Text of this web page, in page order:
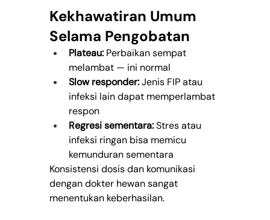
Kekhawatiran Umum
Selama Pengobatan
Plateau: Perbaikan sempat
melambat — ini normal
Slow responder: Jenis FIP atau
infeksi lain dapat memperlambat
respon
Regresi sementara: Stres atau
infeksi ringan bisa memicu
kemunduran sementara
Konsistensi dosis dan komunikasi
dengan dokter hewan sangat
menentukan keberhasilan.